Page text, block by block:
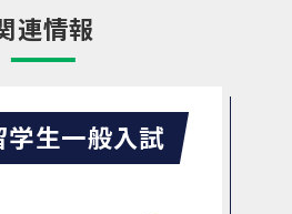
連情報
学生一般入試